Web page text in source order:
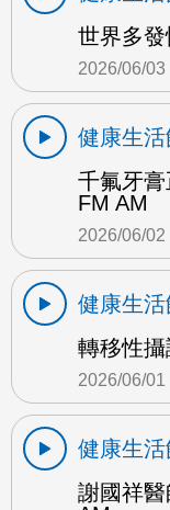
世界多
2026/06/03
健康生活
千氟牙
FM AM
2026/06/02
健康生活
轉移性
2026/06/01
健康生活
謝國祥